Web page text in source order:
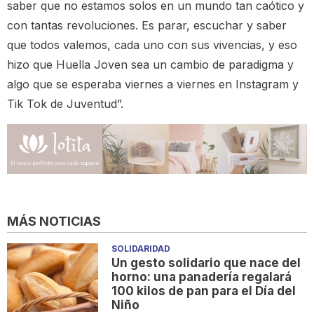
saber que no estamos solos en un mundo tan caótico y
con tantas revoluciones. Es parar, escuchar y saber
que todos valemos, cada uno con sus vivencias, y eso
hizo que Huella Joven sea un cambio de paradigma y
algo que se esperaba viernes a viernes en Instagram y
Tik Tok de Juventud”.
MÁS NOTICIAS
SOLIDARIDAD
Un gesto solidario que nace del
horno: una panadería regalará
100 kilos de pan para el Día del
Niño